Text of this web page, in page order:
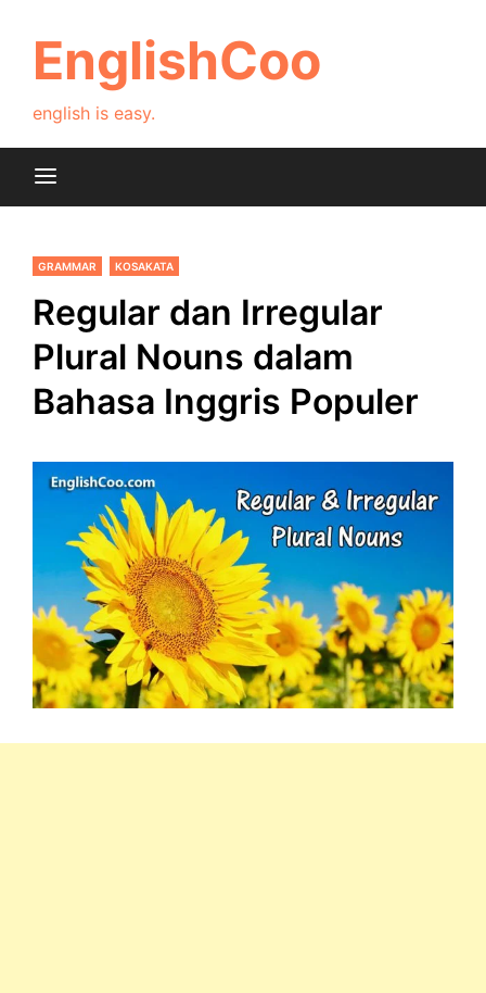
contentEnglishCoo
english is easy.
GRAMMAR KOSAKATA
Regular dan Irregular
Plural Nouns dalam
Bahasa Inggris Populer